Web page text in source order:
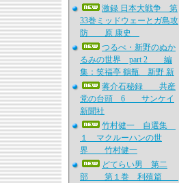
激録 日本大戦争 第
33巻ミッドウェーとガ島攻
防 原 康史
つるべ・新野のぬか
るみの世界 part 2 編
集：笑福亭 鶴瓶 新野 新
蒋介石秘録 共産
党の台頭 6 サンケイ
新聞社
竹村健一 自選集
１ マクルーハンの世
界 竹村健一
どてらい男 第二
部 第１巻 利殖篇